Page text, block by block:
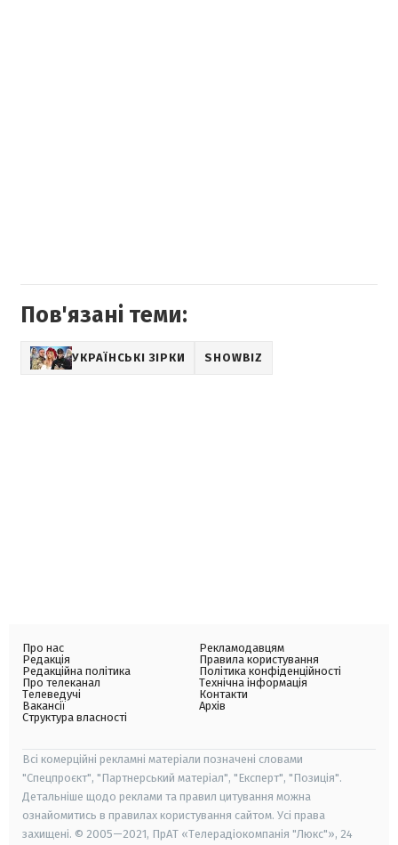
Пов'язані теми:
УКРАЇНСЬКІ ЗІРКИ SHOWBIZ
Про нас
Редакція
Редакційна політика
Про телеканал
Телеведучі
Вакансії
Структура власності
Рекламодавцям
Правила користування
Політика конфіденційності
Технічна інформація
Контакти
Архів
Всі комерційні рекламні матеріали позначені словами
"Спецпроєкт", "Партнерський матеріал", "Експерт", "Позиція".
Детальніше щодо реклами та правил цитування можна
ознайомитись в правилах користування сайтом. Усі права
захищені. © 2005—2021, ПрАТ «Телерадіокомпанія "Люкс"», 24